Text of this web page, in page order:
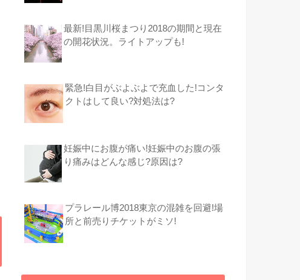
最新!目黒川桜まつり2018の期間と現在
の開花状況。ライトアップも!
緊急!白目がぶよぶよで充血した!コンタ
クトはして良い?対処法は?
妊娠中にお腹が痛い!妊娠中のお腹の張
り痛みはどんな感じ?原因は?
プラレール博2018東京の混雑を回避!場
所と前売りチケットがミソ!